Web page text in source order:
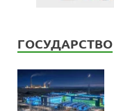
ГОСУДАРСТВО